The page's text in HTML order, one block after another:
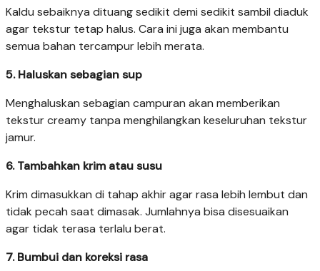
Kaldu sebaiknya dituang sedikit demi sedikit sambil diaduk
agar tekstur tetap halus. Cara ini juga akan membantu
semua bahan tercampur lebih merata.
5. Haluskan sebagian sup
Menghaluskan sebagian campuran akan memberikan
tekstur creamy tanpa menghilangkan keseluruhan tekstur
jamur.
6. Tambahkan krim atau susu
Krim dimasukkan di tahap akhir agar rasa lebih lembut dan
tidak pecah saat dimasak. Jumlahnya bisa disesuaikan
agar tidak terasa terlalu berat.
7. Bumbui dan koreksi rasa